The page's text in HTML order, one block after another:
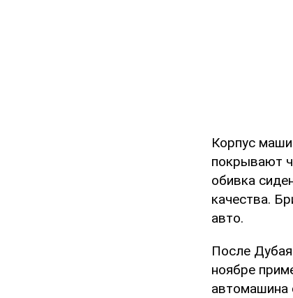
Корпус
покрывают
обивка
качества.
авто.
После
ноябре
автомашина